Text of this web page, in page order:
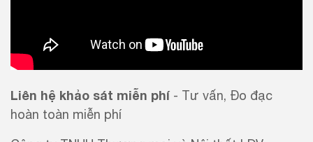
Liên hệ khảo sát miễn phí - Tư vấn, Đo đạc
hoàn toàn miễn phí